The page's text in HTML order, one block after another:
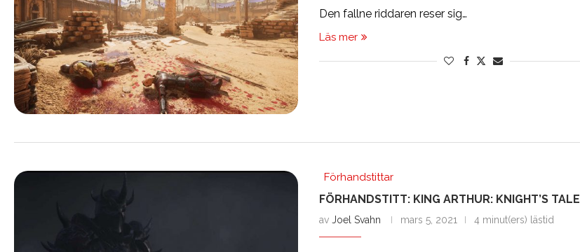
Den fallne riddaren reser sig…
Läs mer
Förhandstittar
FÖRHANDSTITT: KING ARTHUR: KNIGHT’S TALE
av Joel Svahn mars 5, 2021 4 minut(ers) lästid